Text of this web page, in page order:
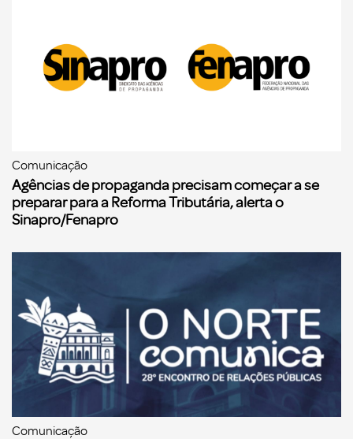
Comunicação
Agências de propaganda precisam começar a se
preparar para a Reforma Tributária, alerta o
Sinapro/Fenapro
Comunicação